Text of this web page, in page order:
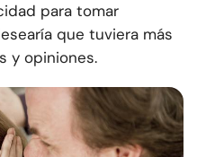
para tomar
que tuviera más
y opiniones.